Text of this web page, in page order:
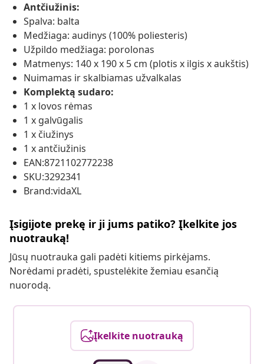
Antčiužinis:
Spalva: balta
Medžiaga: audinys (100% poliesteris)
Užpildo medžiaga: porolonas
Matmenys: 140 x 190 x 5 cm (plotis x ilgis x aukštis)
Nuimamas ir skalbiamas užvalkalas
Komplektą sudaro:
1 x lovos rėmas
1 x galvūgalis
1 x čiužinys
1 x antčiužinis
EAN:8721102772238
SKU:3292341
Brand:vidaXL
Įsigijote prekę ir ji jums patiko? Įkelkite jos
nuotrauką!
Jūsų nuotrauka gali padėti kitiems pirkėjams.
Norėdami pradėti, spustelėkite žemiau esančią
nuorodą.
Įkelkite nuotrauką